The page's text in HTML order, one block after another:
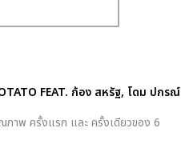
FEAT. ก้อง สหรัฐ, โดม ปกรณ์
าพ ครั้งแรก และ ครั้งเดียวของ 6